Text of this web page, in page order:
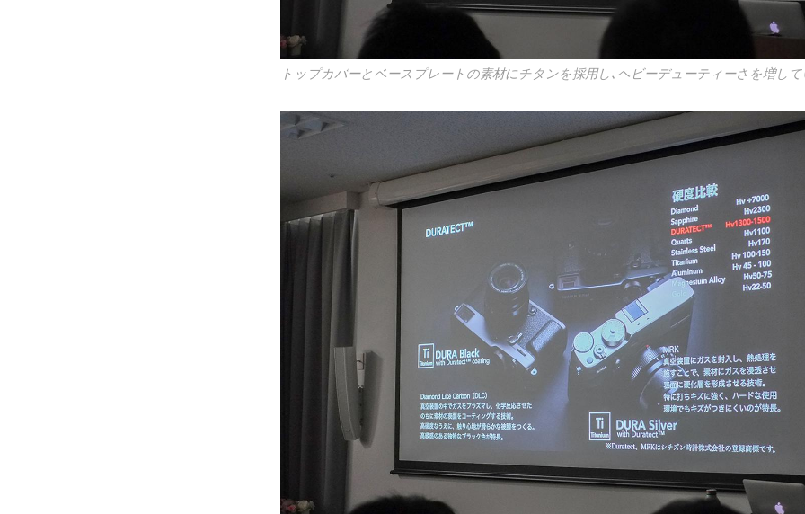
トップカバーとベースプレートの素材にチタンを採用し､ヘビーデューティーさを増して